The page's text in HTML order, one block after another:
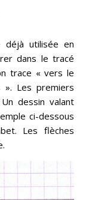
déjà utilisée en
dans le tracé
trace « vers le
Les premiers
dessin valant
ci-dessous
Les flèches